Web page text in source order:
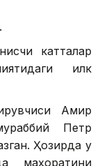
катталар
илк
Амир
Петр
Ҳозирда у
маҳоратини